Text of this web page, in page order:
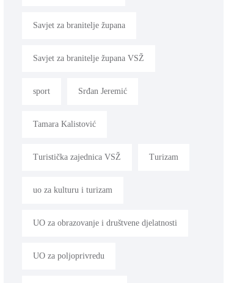
Savjet za branitelje župana
Savjet za branitelje župana VSŽ
sport Srđan Jeremić
Tamara Kalistović
Turistička zajednica VSŽ Turizam
uo za kulturu i turizam
UO za obrazovanje i društvene djelatnosti
UO za poljoprivredu